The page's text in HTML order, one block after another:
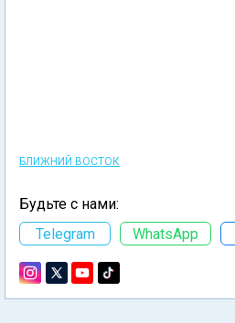
БЛИЖНИЙ ВОСТОК
Будьте с нами:
Telegram
WhatsApp